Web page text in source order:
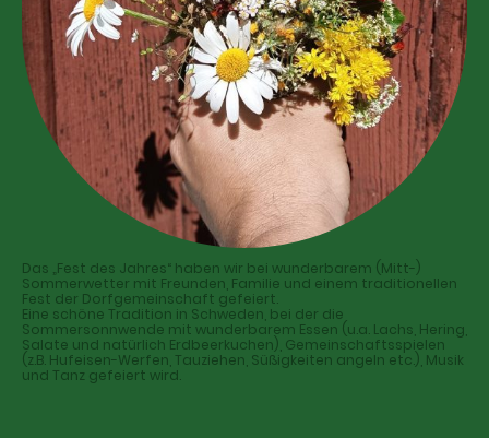
Das „Fest des Jahres“ haben wir bei wunderbarem (Mitt-)
Sommerwetter mit Freunden, Familie und einem traditionellen
Fest der Dorfgemeinschaft gefeiert.
Eine schöne Tradition in Schweden, bei der die
Sommersonnwende mit wunderbarem Essen (u.a. Lachs, Hering,
Salate und natürlich Erdbeerkuchen), Gemeinschaftsspielen
(z.B. Hufeisen-Werfen, Tauziehen, Süßigkeiten angeln etc.), Musik
und Tanz gefeiert wird.